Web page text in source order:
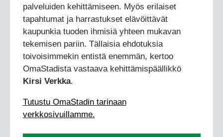
palveluiden kehittämiseen. Myös erilaiset
tapahtumat ja harrastukset elävöittävät
kaupunkia tuoden ihmisiä yhteen mukavan
tekemisen pariin. Tällaisia ehdotuksia
toivoisimmekin entistä enemmän, kertoo
OmaStadista vastaava kehittämispäällikkö
Kirsi Verkka.
Tutustu OmaStadin tarinaan
verkkosivuillamme.